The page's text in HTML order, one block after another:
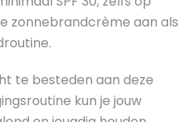
zonnebrandcrème aan als
te besteden aan deze
kun je jouw